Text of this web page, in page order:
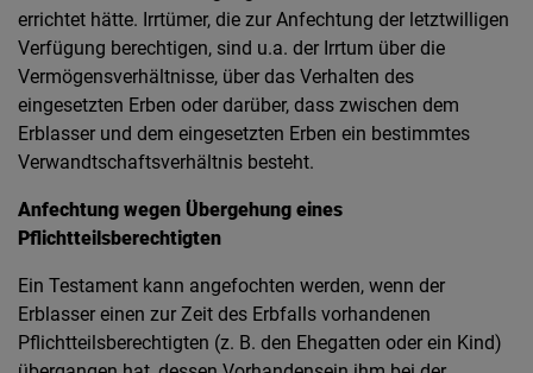
errichtet hätte. Irrtümer, die zur Anfechtung der letztwilligen
Verfügung berechtigen, sind u.a. der Irrtum über die
Vermögensverhältnisse, über das Verhalten des
eingesetzten Erben oder darüber, dass zwischen dem
Erblasser und dem eingesetzten Erben ein bestimmtes
Verwandtschaftsverhältnis besteht.
Anfechtung wegen Übergehung eines
Pflichtteilsberechtigten
Ein Testament kann angefochten werden, wenn der
Erblasser einen zur Zeit des Erbfalls vorhandenen
Pflichtteilsberechtigten (z. B. den Ehegatten oder ein Kind)